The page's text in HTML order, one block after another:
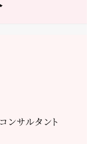
ンサルタント